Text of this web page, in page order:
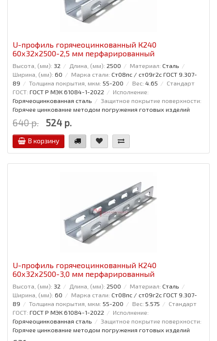
U-профиль горячеоцинкованный К240
60x32x2500-2,5 мм перфарированный
Высота, (мм): 32 Длина, (мм): 2500 Материал: Сталь
Ширина, (мм): 60 Марка стали: Ст08пс / ст09г2с ГОСТ 9.307-
89
Толщина покрытия, мкм: 55-200 Вес: 4.65
Стандарт
ГОСТ: ГОСТ Р МЭК 61084-1-2022
Исполнение:
Горячеоцинкованная сталь
Защитное покрытие поверхности:
Горячее цинкование методом погружения готовых изделий
640 р. 524 р.
В корзину
U-профиль горячеоцинкованный К240
60x32x2500-3,0 мм перфарированный
Высота, (мм): 32 Длина, (мм): 2500 Материал: Сталь
Ширина, (мм): 60 Марка стали: Ст08пс / ст09г2с ГОСТ 9.307-
89
Толщина покрытия, мкм: 55-200 Вес: 5.575
Стандарт
ГОСТ: ГОСТ Р МЭК 61084-1-2022
Исполнение:
Горячеоцинкованная сталь
Защитное покрытие поверхности:
Горячее цинкование методом погружения готовых изделий